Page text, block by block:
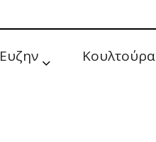
Ευζην Κουλτούρα